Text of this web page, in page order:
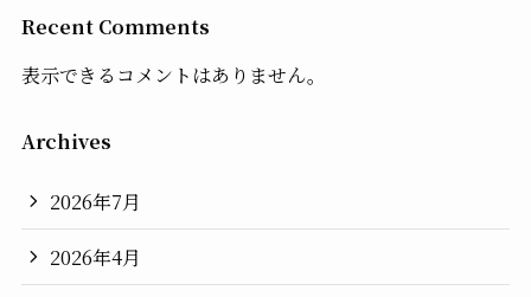
Recent Comments
表示できるコメントはありません。
Archives
2026年7月
2026年4月